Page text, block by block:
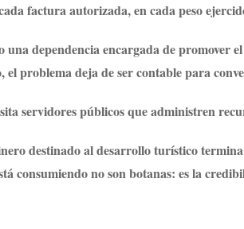
factura autorizada, en cada peso
una dependencia encargada de
el problema deja de ser contable para
servidores públicos que administren
destinado al desarrollo turístico
consumiendo no son botanas: es la